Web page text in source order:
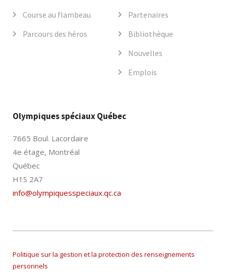
Course au flambeau
Parcours des héros
Partenaires
Bibliothèque
Nouvelles
Emplois
Olympiques spéciaux Québec
7665 Boul. Lacordaire
4e étage, Montréal
Québec
H1S 2A7
info@olympiquesspeciaux.qc.ca
Politique sur la gestion et la protection des renseignements
personnels